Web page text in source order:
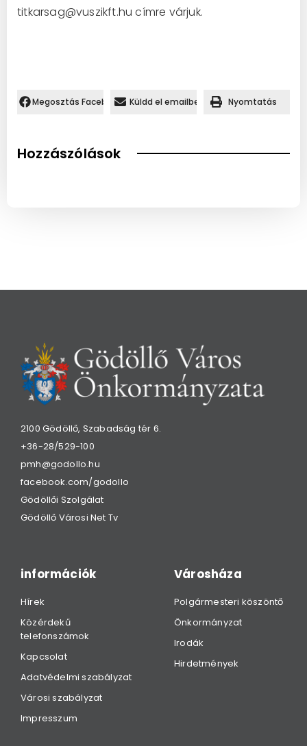
titkarsag@vuszikft.hu címre várjuk.
Megosztás Facebookon.Küldd el emailben Nyomtatás
Hozzászólások
2100 Gödöllő, Szabadság tér 6.
+36-28/529-100
pmh@godollo.hu
facebook.com/godollo
Gödöllői Szolgálat
Gödöllő Városi Net Tv
információk
Hírek
Közérdekű
telefonszámok
Kapcsolat
Adatvédelmi szabályzat
Városi szabályzat
Impresszum
Városháza
Polgármesteri köszöntő
Önkormányzat
Irodák
Hirdetmények